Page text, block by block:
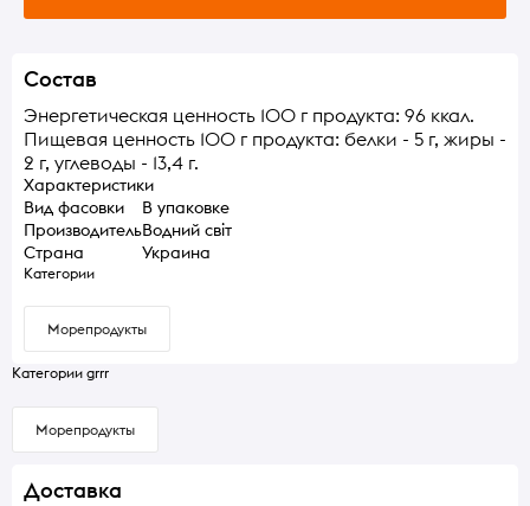
Состав
Энергетическая ценность 100 г продукта: 96 ккал.
Пищевая ценность 100 г продукта: белки - 5 г, жиры -
2 г, углеводы - 13,4 г.
Характеристики
Вид фасовки
В упаковке
ПроизводительВодний світ
Страна
Украина
Категории
Морепродукты
Категории grrr
Морепродукты
Доставка